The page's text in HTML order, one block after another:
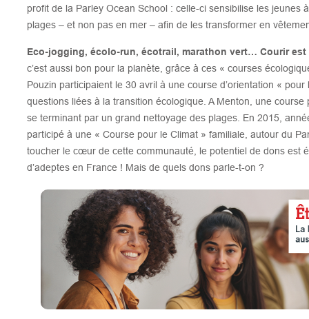
profit de la Parley Ocean School : celle-ci sensibilise les jeunes
plages – et non pas en mer – afin de les transformer en
Eco-jogging, écolo-run, écotrail, marathon vert… Courir
c’est aussi bon pour la planète, grâce à ces « courses
Pouzin participaient le 30 avril à une course d’orientation «
questions liées à la transition écologique. A Menton, une
se terminant par un grand nettoyage des plages. En 2015,
participé à une « Course pour le Climat » familiale, autour du
toucher le cœur de cette communauté, le potentiel de dons est
d’adeptes en France ! Mais de quels dons parle-t-on ?